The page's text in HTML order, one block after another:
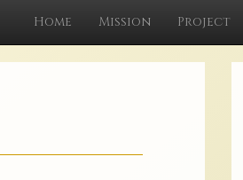
Home Mission Project